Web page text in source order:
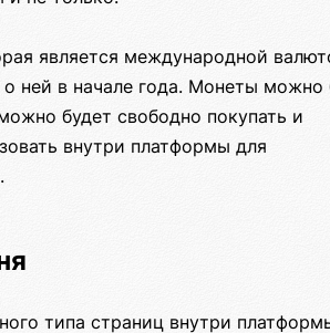
является международной
ней в начале года. Монеты можно
будет свободно покупать и
внутри платформы для
типа страниц внутри